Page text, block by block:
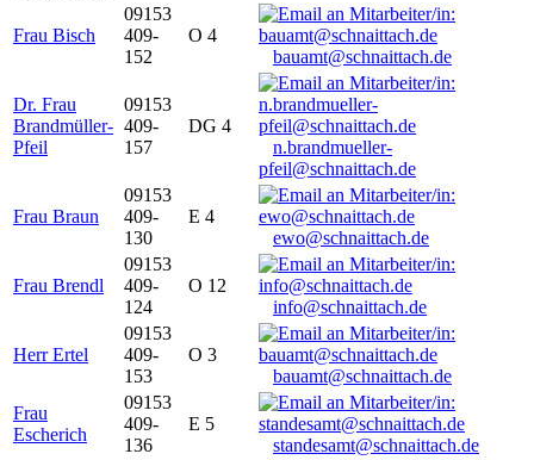
Frau Bisch
09153
409-
152
O 4
bauamt@schnaittach.de
Dr. Frau
Brandmüller-
Pfeil
09153
409-
157
DG 4
n.brandmueller-
pfeil@schnaittach.de
Frau Braun
09153
409-
130
E 4
ewo@schnaittach.de
Frau Brendl
09153
409-
124
O 12
info@schnaittach.de
Herr Ertel
09153
409-
153
O 3
bauamt@schnaittach.de
Frau
Escherich
09153
409-
136
E 5
standesamt@schnaittach.de